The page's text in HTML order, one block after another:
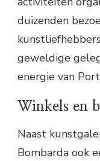
duizenden
geweldige
energie van
Winkels en
Naast
Bombarda ook